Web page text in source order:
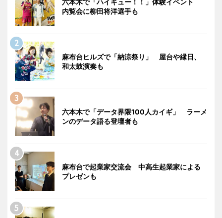
六本木で「ハイキュー！！」体験イベント
内覧会に柳田将洋選手も
麻布台ヒルズで「納涼祭り」 屋台や縁日、
和太鼓演奏も
六本木で「データ界隈100人カイギ」 ラーメ
ンのデータ語る登壇者も
麻布台で起業家交流会 中高生起業家による
プレゼンも